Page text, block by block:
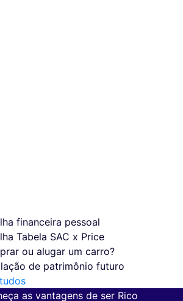
financeira pessoal
Tabela SAC x Price
ou alugar um carro?
de patrimônio futuro
as vantagens de ser Rico